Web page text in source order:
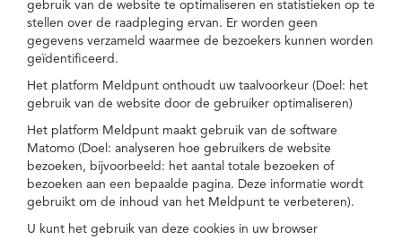
gebruik van de website te optimaliseren en statistieken op te
stellen over de raadpleging ervan. Er worden geen
gegevens verzameld waarmee de bezoekers kunnen worden
geïdentificeerd.
Het platform Meldpunt onthoudt uw taalvoorkeur (Doel: het
gebruik van de website door de gebruiker optimaliseren)
Het platform Meldpunt maakt gebruik van de software
Matomo (Doel: analyseren hoe gebruikers de website
bezoeken, bijvoorbeeld: het aantal totale bezoeken of
bezoeken aan een bepaalde pagina. Deze informatie wordt
gebruikt om de inhoud van het Meldpunt te verbeteren).
U kunt het gebruik van deze cookies in uw browser